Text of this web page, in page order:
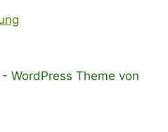
WordPress Theme von